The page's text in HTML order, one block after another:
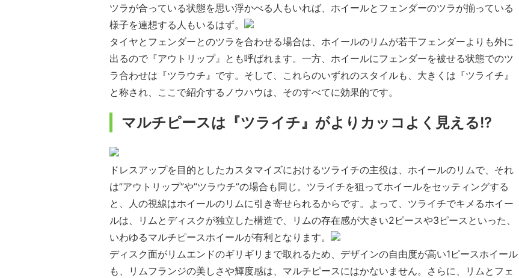
ツラが合っている状態を思い浮かべる人もいれば、ホイールとフェンダーのツラが揃っている
様子を連想する人もいるはず。
タイヤとフェンダーとのツラを合わせる場合は、ホイールのリムが若干フェンダーよりも外に
出るので『アウトリップ』とも呼ばれます。一方、ホイールにフェンダーを被せる状態でのツ
ラ合わせは『ツラウチ』です。そして、これらのいずれのスタイルも、大きくは『ツライチ』
と称され、ここで紹介するノウハウは、そのすべてに効果的です。
マルチピースは『ツライチ』がよりカッコよく見える!?
ドレスアップを目的としたカスタマイズにおけるツライチの主役は、ホイールのリムで、それ
は”アウトリップ”や”ツラウチ”の場合も同じ。ツライチを狙ってホイールをセッティングする
と、人の視線はホイールのリムに引き寄せられるからです。よって、ツライチでキメるホイー
ルは、リムとディスクが独立した構造で、リムの存在感が大きい2ピースや3ピースといった、
いわゆるマルチピースホイールが有利となります。
ディスク面がリムエンドのギリギリまで取れるため、デザインの自由度が高い1ピースホイール
も、リムフランジの美しさや輝度感は、マルチピースにはかないません。さらに、リムとフェ